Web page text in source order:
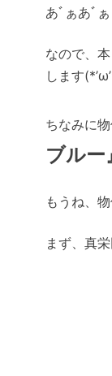
あﾞぁあﾞ
なので、
します
ちなみに
ブルー
もうね、
まず、真栄